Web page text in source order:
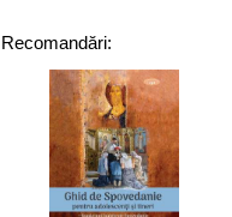
- Disputa dintre
Bizanțului a fost doar un
- Mentalitatea uimitor
cucerire a transformat
înflorit multiculturalismul.
- Aspectele uimitoare ale
tunurilor, arta războiului
Recomandări: